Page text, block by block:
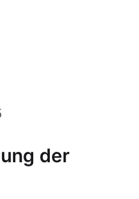
der